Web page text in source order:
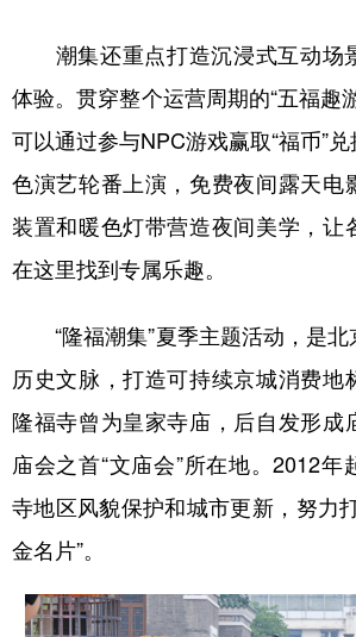
新疆 内蒙古 黑龙江
多语种频道
English Español
Русский язык
潮集还重点打造沉浸式互动场
体验。贯穿整个运营周期的“五福趣
可以通过参与NPC游戏赢取“福币”
色演艺轮番上演，免费夜间露天电
装置和暖色灯带营造夜间美学，让
在这里找到专属乐趣。
“隆福潮集”夏季主题活动，是北
历史文脉，打造可持续京城消费地
隆福寺曾为皇家寺庙，后自发形成
庙会之首“文庙会”所在地。2012
寺地区风貌保护和城市更新，努力
金名片”。